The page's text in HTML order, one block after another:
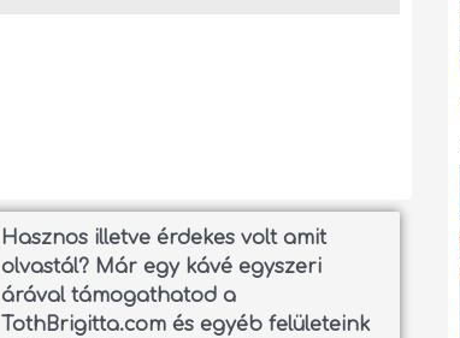
Hasznos illetve érdekes volt amit
olvastál? Már egy kávé egyszeri
árával támogathatod a
TothBrigitta.com és egyéb felületeink